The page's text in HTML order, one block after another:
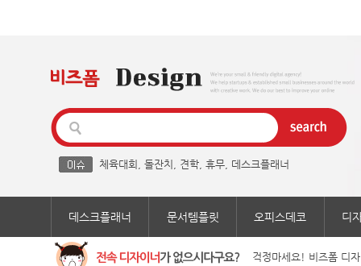
체육대회 돌잔치 견학, 휴무, 데스크플래너
데스크플래너 문서템플릿 오피스데코 디
걱정마세요! 비즈폼 디